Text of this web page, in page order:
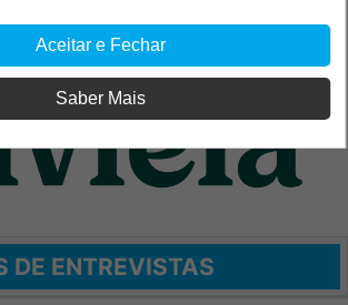
DE ENTREVISTAS
Aceitar e Fechar
Saber Mais